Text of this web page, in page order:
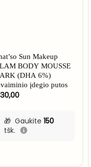
Sun Makeup
BODY MOUSSE
(DHA 6%)
įdegio putos
30,00
Gaukite 150
tšk.